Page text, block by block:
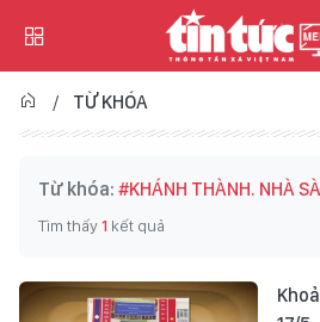
TỪ KHÓA
Từ khóa: #KHÁNH THÀNH. NHÀ
Tìm thấy1 kết quả